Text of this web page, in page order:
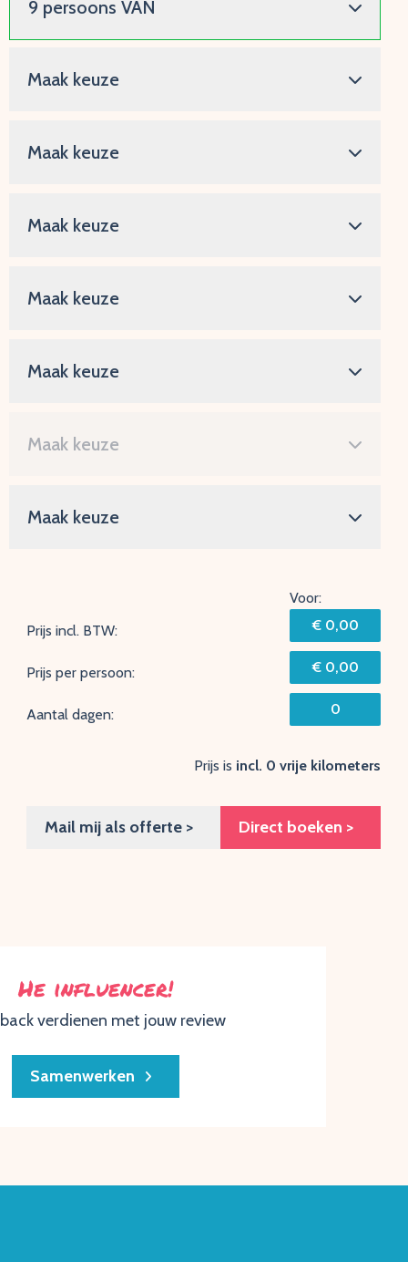
Prijs incl. BTW:
Voor:
€ 0,00
Prijs per persoon: € 0,00
Aantal dagen: 0
Prijs is incl. 0 vrije kilometers
Mail mij als offerte > Direct boeken >
He influencer!
verdienen met jouw review
Samenwerken